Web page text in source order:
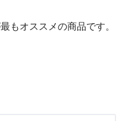
もオススメの商品です。